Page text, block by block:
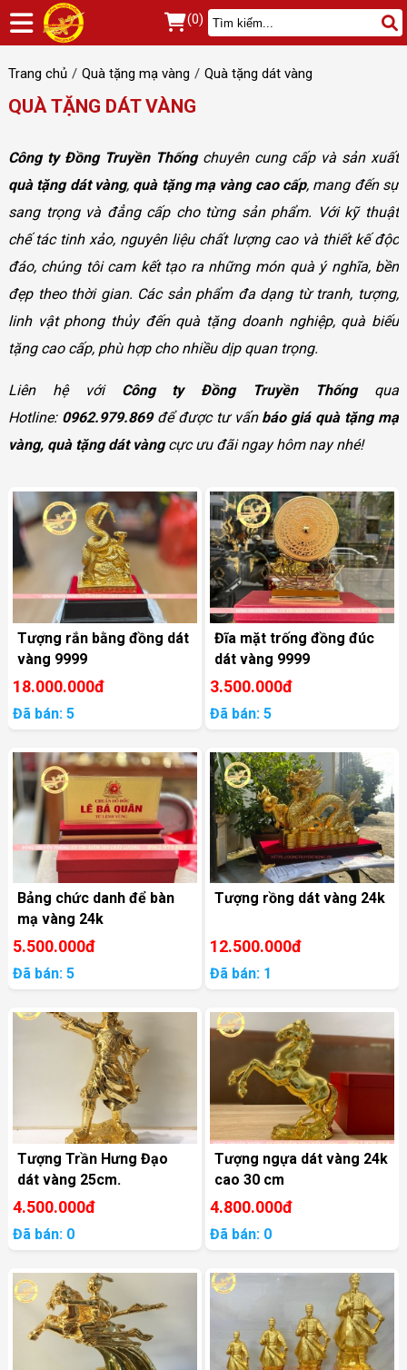
(0)
Trang chủ Quà tặng mạ vàng Quà tặng dát vàng
QUÀ TẶNG DÁT VÀNG
Công ty Đồng Truyền Thốngchuyên cung cấp và sản xuất
quà tặng dát vàng, quà tặng mạ vàng cao cấp, mang đến sự
sang trọng và đẳng cấp cho từng sản phẩm. Với kỹ thuật
chế tác tinh xảo, nguyên liệu chất lượng cao và thiết kế độc
đáo, chúng tôi cam kết tạo ra những món quà ý nghĩa, bền
đẹp theo thời gian. Các sản phẩm đa dạng từ tranh, tượng,
linh vật phong thủy đến quà tặng doanh nghiệp, quà biếu
tặng cao cấp, phù hợp cho nhiều dịp quan trọng.
Liên hệ với Công ty Đồng Truyền Thốngqua
Hotline: 0962.979.869để được tư vấn báo giá quà tặng mạ
vàng, quà tặng dát vàngcực ưu đãi ngay hôm nay nhé!
Tượng rắn bằng đồng dát
vàng 9999
18.000.000đ
Đã bán: 5
Đĩa mặt trống đồng đúc
dát vàng 9999
3.500.000đ
Đã bán: 5
Bảng chức danh để bàn
mạ vàng 24k
5.500.000đ
Đã bán: 5
Tượng rồng dát vàng 24k
12.500.000đ
Đã bán: 1
Tượng Trần Hưng Đạo
dát vàng 25cm.
4.500.000đ
Đã bán: 0
Tượng ngựa dát vàng 24k
cao 30 cm
4.800.000đ
Đã bán: 0